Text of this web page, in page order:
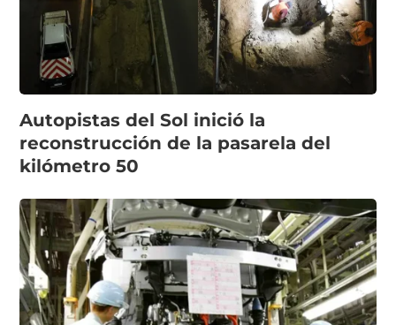
Autopistas del Sol inició la
reconstrucción de la pasarela del
kilómetro 50